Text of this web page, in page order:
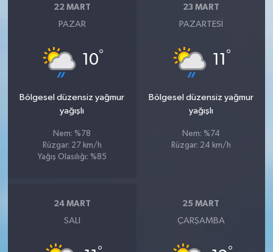
22 MART
PAZAR
10°
Bölgesel düzensiz yağmur
yağışlı
Nem: %78
Rüzgar: 27 km/h
Yağış Olasılığı: %85
23 MART
PAZARTESI
11 °
Bölgesel düzensiz yağmur
yağışlı
Nem: %74
Rüzgar: 24 km/h
24 MART
SALI
25 MART
ÇARŞAMBA